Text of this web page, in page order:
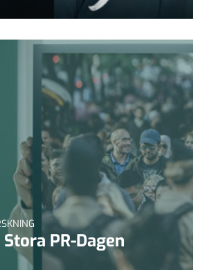
PR-Dagen